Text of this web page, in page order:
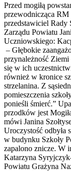
Przed mogiłą
przewodnicząca RM
przedstawiciel Rady
Zarządu Powiatu
Uczniowskiego:
– Głębokie
przynależność
się w ich
również w kronice
strzelanina. Z
pomieszczenia
ponieśli śmierć.”
przodków jest
mówi Janina
Uroczystość odbyła
w budynku Szkoły
zapalono znicze. W
Katarzyna
Powiatu Grażyna